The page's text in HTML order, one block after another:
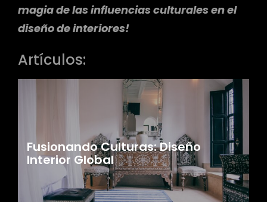
magia de las influencias culturales en el
diseño de interiores!
Artículos:
Fusionando Culturas: Diseño
Interior Global